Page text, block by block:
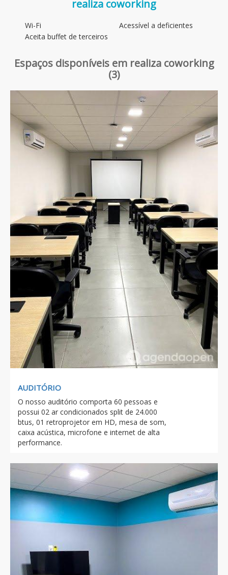
realiza coworking
Wi-Fi
Acessível a deficientes
Aceita buffet de terceiros
Espaços disponíveis em realiza coworking
(3)
AUDITÓRIO
O nosso auditório comporta 60 pessoas e
possui 02 ar condicionados split de 24.000
btus, 01 retroprojetor em HD, mesa de som,
caixa acústica, microfone e internet de alta
performance.